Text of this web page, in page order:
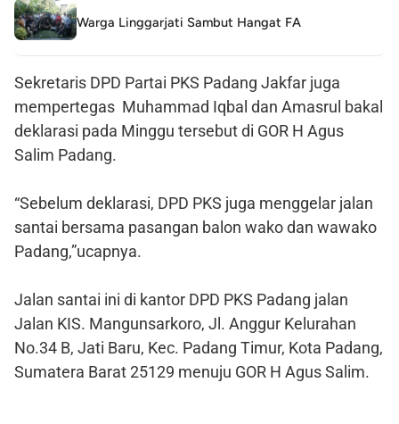
Warga Linggarjati Sambut Hangat FA
Sekretaris DPD Partai PKS Padang Jakfar juga
mempertegas Muhammad Iqbal dan Amasrul bakal
deklarasi pada Minggu tersebut di GOR H Agus
Salim Padang.
“Sebelum deklarasi, DPD PKS juga menggelar jalan
santai bersama pasangan balon wako dan wawako
Padang,”ucapnya.
Jalan santai ini di kantor DPD PKS Padang jalan
Jalan KIS. Mangunsarkoro, Jl. Anggur Kelurahan
No.34 B, Jati Baru, Kec. Padang Timur, Kota Padang,
Sumatera Barat 25129 menuju GOR H Agus Salim.